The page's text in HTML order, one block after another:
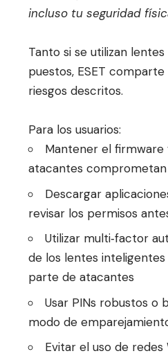
incluso tu seguridad
Tanto si se utilizan
puestos, ESET
riesgos descritos.
Para los usuarios:
Mantener el firmware
atacantes
Descargar
revisar los permisos
Utilizar multi‑factor
de los lentes
parte de atacantes
Usar PINs robustos o
modo de
Evitar el uso de redes